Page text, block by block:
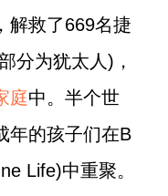
解救了669名捷
分为犹太人)，
庭中。半个世
年的孩子们在B
Life)中重聚。